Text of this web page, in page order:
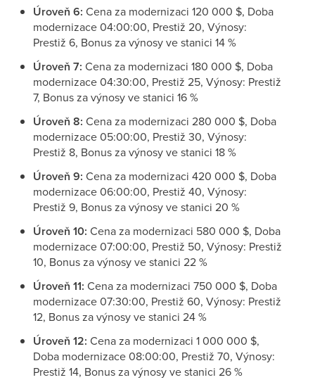
Úroveň 6: Cena za modernizaci 120 000 $, Doba
modernizace 04:00:00, Prestiž 20, Výnosy:
Prestiž 6, Bonus za výnosy ve stanici 14 %
Úroveň 7: Cena za modernizaci 180 000 $, Doba
modernizace 04:30:00, Prestiž 25, Výnosy: Prestiž
7, Bonus za výnosy ve stanici 16 %
Úroveň 8: Cena za modernizaci 280 000 $, Doba
modernizace 05:00:00, Prestiž 30, Výnosy:
Prestiž 8, Bonus za výnosy ve stanici 18 %
Úroveň 9: Cena za modernizaci 420 000 $, Doba
modernizace 06:00:00, Prestiž 40, Výnosy:
Prestiž 9, Bonus za výnosy ve stanici 20 %
Úroveň 10: Cena za modernizaci 580 000 $, Doba
modernizace 07:00:00, Prestiž 50, Výnosy: Prestiž
10, Bonus za výnosy ve stanici 22 %
Úroveň 11: Cena za modernizaci 750 000 $, Doba
modernizace 07:30:00, Prestiž 60, Výnosy: Prestiž
12, Bonus za výnosy ve stanici 24 %
Úroveň 12: Cena za modernizaci 1 000 000 $,
Doba modernizace 08:00:00, Prestiž 70, Výnosy:
Prestiž 14, Bonus za výnosy ve stanici 26 %